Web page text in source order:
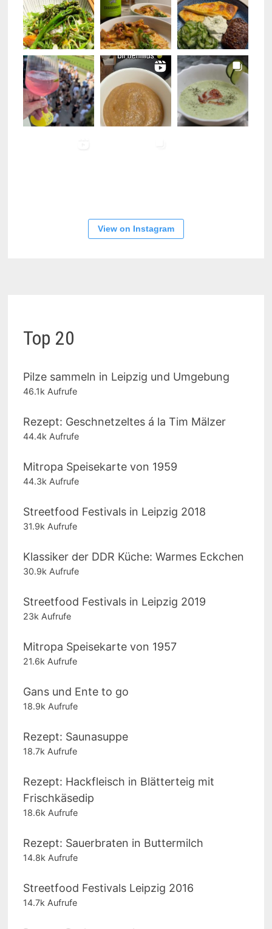
View on Instagram
Top 20
Pilze sammeln in Leipzig und Umgebung
46.1k Aufrufe
Rezept: Geschnetzeltes á la Tim Mälzer
44.4k Aufrufe
Mitropa Speisekarte von 1959
44.3k Aufrufe
Streetfood Festivals in Leipzig 2018
31.9k Aufrufe
Klassiker der DDR Küche: Warmes Eckchen
30.9k Aufrufe
Streetfood Festivals in Leipzig 2019
23k Aufrufe
Mitropa Speisekarte von 1957
21.6k Aufrufe
Gans und Ente to go
18.9k Aufrufe
Rezept: Saunasuppe
18.7k Aufrufe
Rezept: Hackfleisch in Blätterteig mit
Frischkäsedip
18.6k Aufrufe
Rezept: Sauerbraten in Buttermilch
14.8k Aufrufe
Streetfood Festivals Leipzig 2016
14.7k Aufrufe